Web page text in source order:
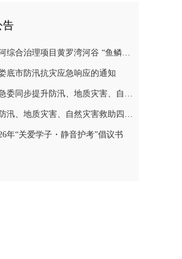
告
关于湄塘河综合治理项目黄罗湾河谷 “鱼鳞坝”区域不对外开放的公告
底市防汛抗灾应急响应的通知
湖南省应急委同步提升防汛、地质灾害、自然灾害救助应急响应至三级
湖南启动防汛、地质灾害、自然灾害救助四级应急响应
年“关爱学子・静音护考”倡议书